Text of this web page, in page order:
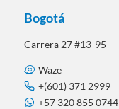
Bogotá
Carrera 27 #13-95
Waze
+(601) 371 2999
+57 320 855 0744